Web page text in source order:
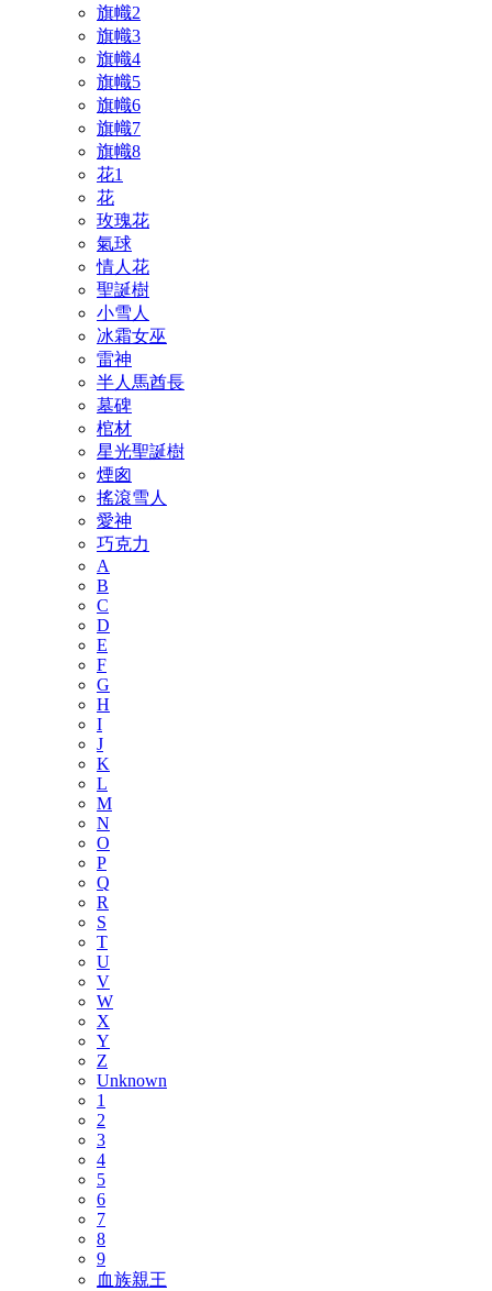
旗幟2
旗幟3
旗幟4
旗幟5
旗幟6
旗幟7
旗幟8
花1
花
玫瑰花
氣球
情人花
聖誕樹
小雪人
冰霜女巫
雷神
半人馬酋長
墓碑
棺材
星光聖誕樹
煙囪
搖滾雪人
愛神
巧克力
A
B
C
D
E
F
G
H
I
J
K
L
M
N
O
P
Q
R
S
T
U
V
W
X
Y
Z
Unknown
1
2
3
4
5
6
7
8
9
血族親王